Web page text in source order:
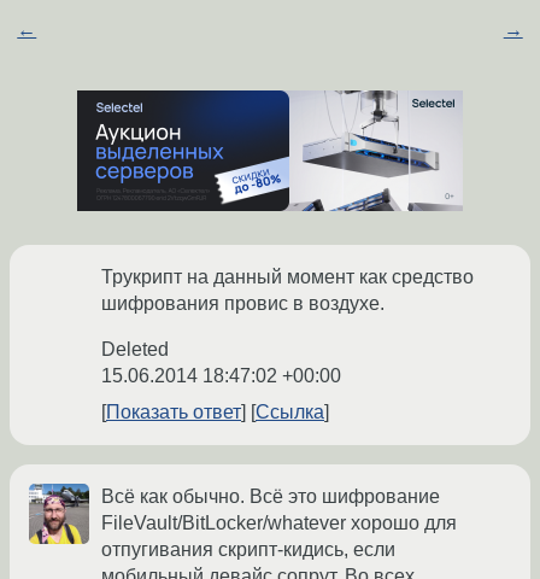
← →
Трукрипт на данный момент как средство
шифрования провис в воздухе.
Deleted
15.06.2014 18:47:02 +00:00
Показать ответ
Ссылка
Всё как обычно. Всё это шифрование
FileVault/BitLocker/whatever хорошо для
отпугивания скрипт-кидись, если